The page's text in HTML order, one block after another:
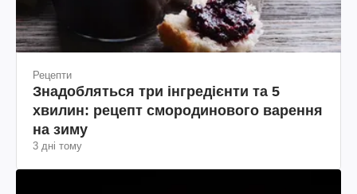
Рецепти
Знадобляться три інгредієнти та 5
хвилин: рецепт смородинового варення
на зиму
3 дні тому